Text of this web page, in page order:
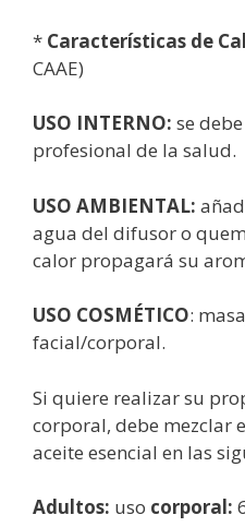
* Características de
CAAE)
USO INTERNO: se
profesional de la salud.
USO AMBIENTAL:
agua del difusor o
calor propagará su
USO COSMÉTICO:
facial/corporal.
Si quiere realizar su
corporal, debe mezclar
aceite esencial en las
Adultos: uso corporal: